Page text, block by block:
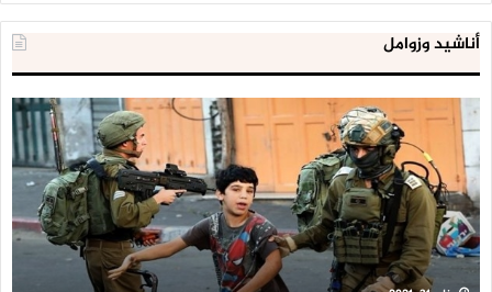
أناشيد وزوامل
العدو
الإسرائيلي
اعتقل
543
طفلا
فلسطينيا
خلال
2020